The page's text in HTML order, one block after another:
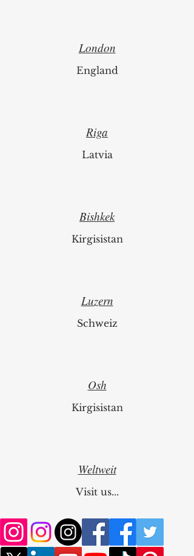
London
England
Riga
Latvia
Bishkek
Kirgisistan
Luzern
Schweiz
Osh
Kirgisistan
Weltweit
Visit us...